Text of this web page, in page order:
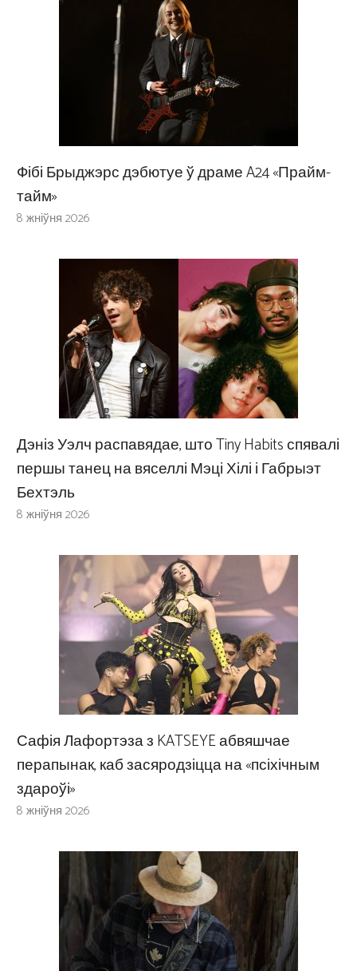
Фібі Брыджэрс дэбютуе ў драме A24 «Прайм-
тайм»
8 жніўня 2026
Дэніз Уэлч распавядае, што Tiny Habits спявалі
першы танец на вяселлі Мэці Хілі і Габрыэт
Бехтэль
8 жніўня 2026
Сафія Лафортэза з KATSEYE абвяшчае
перапынак, каб засяродзіцца на «псіхічным
здароўі»
8 жніўня 2026